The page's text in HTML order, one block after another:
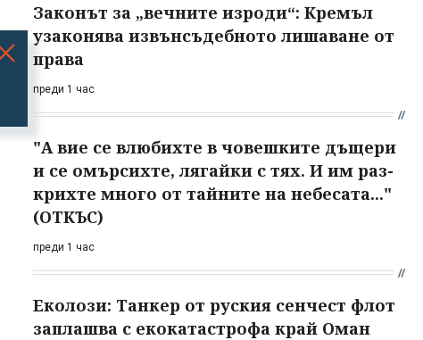
Законът за „вечните изроди“: Кремъл
узаконява извънсъдебното лишаване от
права
преди 1 час
"А вие се влюбихте в чо­вешките дъщери
и се омърсихте, лягайки с тях. И им раз­
крихте много от тайните на небесата..."
(ОТКЪС)
преди 1 час
Еколози: Танкер от руския сенчест флот
заплашва с екокатастрофа край Оман